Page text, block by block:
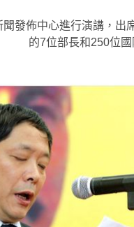
聞發佈中心進行演講，
的7位部長和250位